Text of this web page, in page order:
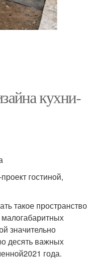
кухни-
гостиной,
такое пространство
значительно
десять важных
года.